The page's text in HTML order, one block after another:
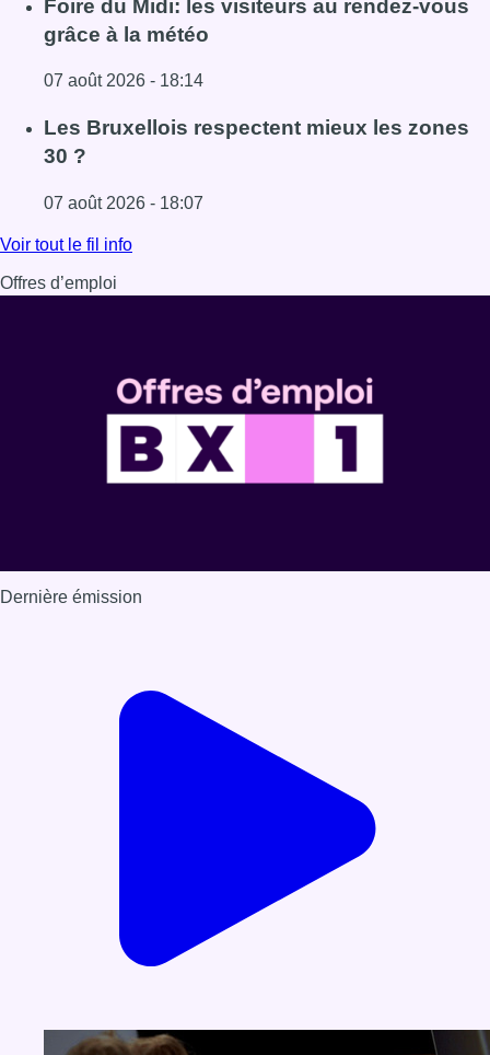
Foire du Midi: les visiteurs au rendez-vous
grâce à la météo
07 août 2026 - 18:14
Lire l'article Foire du Midi: les visiteurs au rendez-vous
Les Bruxellois respectent mieux les zones
30 ?
07 août 2026 - 18:07
Lire l'article Les Bruxellois respectent mieux les zones 30
Voir tout le fil info
Offres d’emploi
Dernière émission